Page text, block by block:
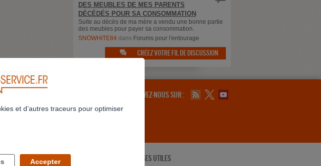
DES MEUBLES DE MES PARENTS
DÉCÉDÉS POUR SA CONSOMMATION
Suite au décès de ma mère a vendu une bonne partie
des meubles pour payer sa consommation.
SNOWHITE84dans Forums pour l'entourage
 CRÉEZ VOTRE FIL DE DISCUSSION
SUIVEZ-NOUS SUR :
LES DROGUES ET VOS PROCHES ADRESSES UTILES
et d’autres traceurs pour optimiser
Accepter